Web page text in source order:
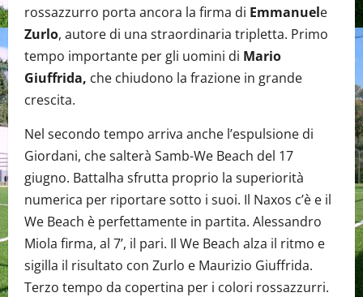
rossazzurro porta ancora la firma di Emmanuele
Zurlo, autore di una straordinaria tripletta. Primo
tempo importante per gli uomini di Mario
Giuffrida, che chiudono la frazione in grande
crescita.
Nel secondo tempo arriva anche l’espulsione di
Giordani, che salterà Samb-We Beach del 17
giugno. Battalha sfrutta proprio la superiorità
numerica per riportare sotto i suoi. Il Naxos c’è e il
We Beach è perfettamente in partita. Alessandro
Miola firma, al 7’, il pari. Il We Beach alza il ritmo e
sigilla il risultato con Zurlo e Maurizio Giuffrida.
Terzo tempo da copertina per i colori rossazzurri.